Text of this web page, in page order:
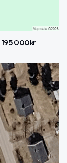
000kr